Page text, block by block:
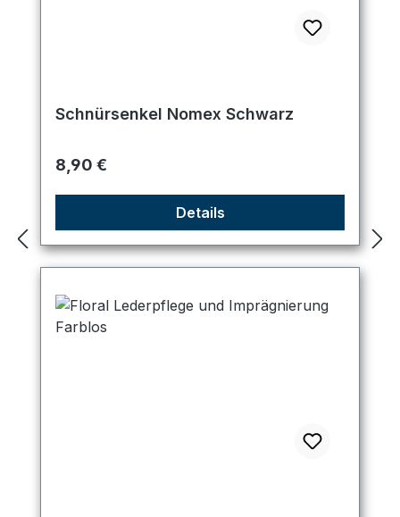
Schnürsenkel Nomex Schwarz
Regulärer Preis:
8,90 €
Details